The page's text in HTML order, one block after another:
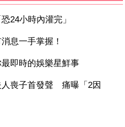
24小時內灌完」
息一手掌握！
即時的娛樂星鮮事
人喪子首發聲 痛曝「2因